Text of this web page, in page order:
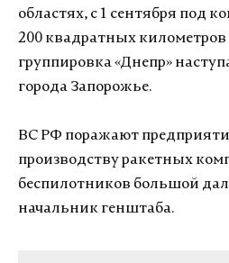
областях, с 1 сентября под
200 квадратных километров
группировка «Днепр»
города Запорожье.
ВС РФ поражают
производству ракетных
беспилотников большой
начальник генштаба.